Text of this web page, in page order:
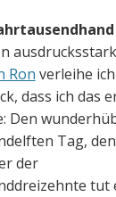
Ron verleihe
dass ich das
Den
Tag,
der
tut